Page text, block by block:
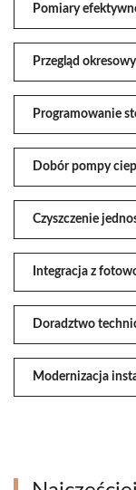
Pomiary
Przegląd
Programowanie
Dobór pompy
Czyszczenie
Integracja z
Doradztwo
Modernizacja